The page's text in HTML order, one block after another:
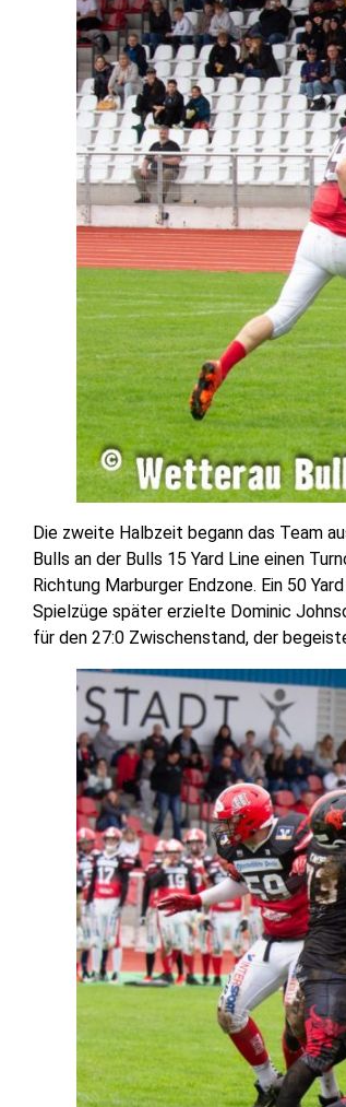
Die zweite Halbzeit begann das Team
Bulls an der Bulls 15 Yard Line einen
Richtung Marburger Endzone. Ein 50
Spielzüge später erzielte Dominic
für den 27:0 Zwischenstand, der